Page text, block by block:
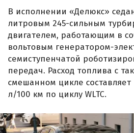
В исполнении «Делюкс»
литровым 245-сильным
двигателем, работающим в
вольтовым генератором-
семиступенчатой
передач. Расход топлива с
смешанном цикле составляет
л/100 км по циклу WLTC.